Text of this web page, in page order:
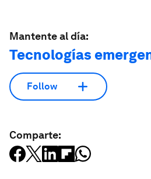
Mantente al día:
Tecnologías
Follow
Comparte: